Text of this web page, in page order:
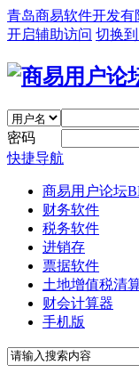
青岛商易软件开发有
开启辅助访问 切换
密码
快捷导航
商易用户论坛
财务软件
税务软件
进销存
票据软件
土地增值税清
财会计算器
手机版